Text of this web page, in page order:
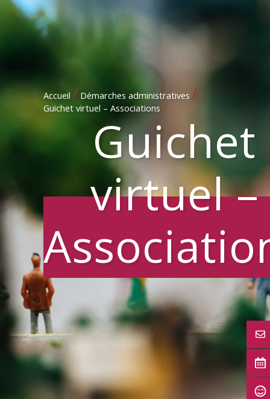
Accueil / Démarches administratives /
Guichet virtuel – Associations
Guichet
virtuel –